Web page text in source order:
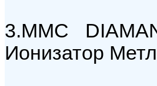
3.MMC
Ионизатор